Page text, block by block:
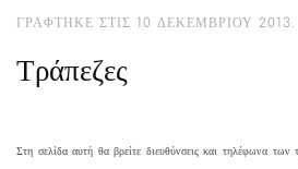
ΓΡΆΦΤΗΚΕ ΣΤΙΣ 10 ΔΕΚΕΜΒΡΊΟΥ 2013.
Τράπεζες
Στη σελίδα αυτή θα βρείτε διευθύνσεις και τηλέφωνα των